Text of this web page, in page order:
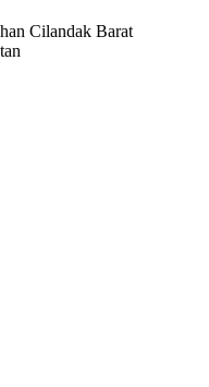
Cilandak Barat